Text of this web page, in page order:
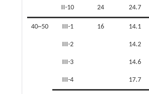
II-10 24 24.7
40~50 III-1 16 14.1
III-2 14.2
III-3 14.6
III-4 17.7